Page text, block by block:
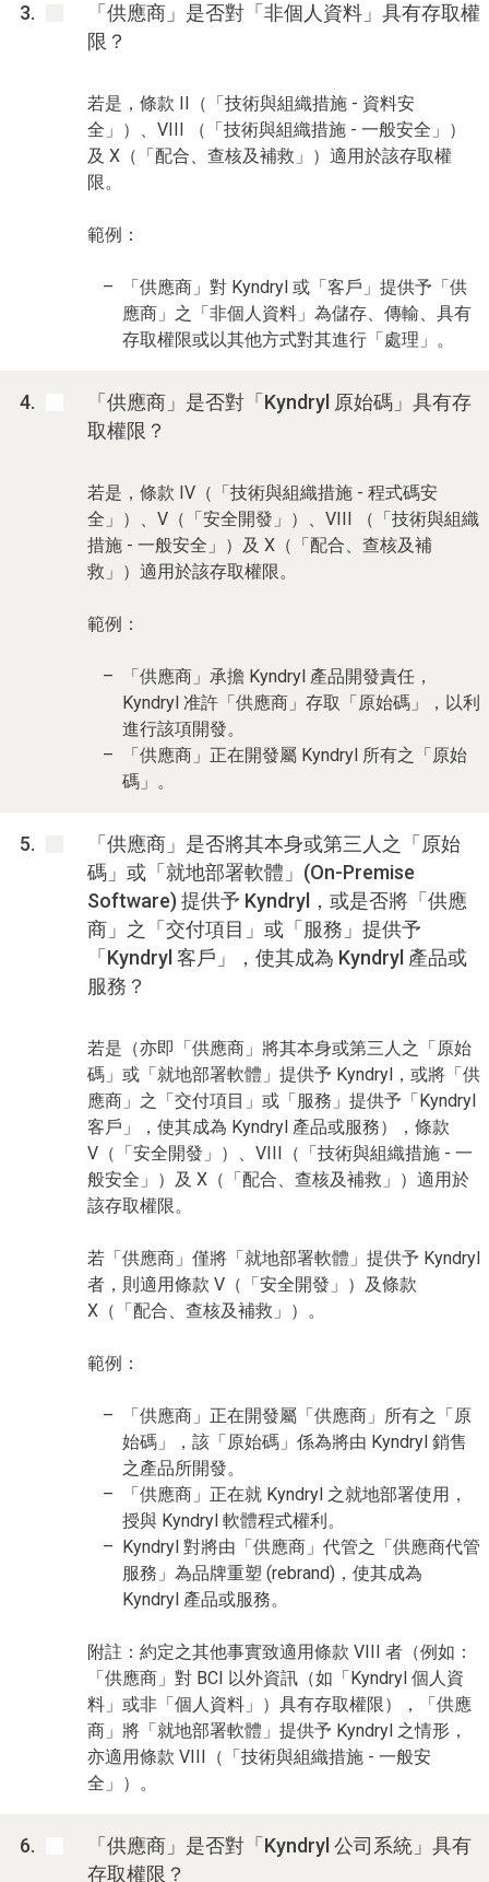
「供應商」是否對「非個人資料」具有存取權
限？
若是，條款 II（「技術與組織措施 - 資料安
全」）、VIII （「技術與組織措施 - 一般安全」）
及 X（「配合、查核及補救」）適用於該存取權
限。
範例：
「供應商」對 Kyndryl 或「客戶」提供予「供
應商」之「非個人資料」為儲存、傳輸、具有
存取權限或以其他方式對其進行「處理」。
「供應商」是否對「Kyndryl 原始碼」具有存
取權限？
若是，條款 IV（「技術與組織措施 - 程式碼安
全」）、V（「安全開發」）、VIII （「技術與組織
措施 - 一般安全」）及 X（「配合、查核及補
救」）適用於該存取權限。
範例：
「供應商」承擔 Kyndryl 產品開發責任，
Kyndryl 准許「供應商」存取「原始碼」，以利
進行該項開發。
「供應商」正在開發屬 Kyndryl 所有之「原始
碼」。
「供應商」是否將其本身或第三人之「原始
碼」或「就地部署軟體」(On-Premise
Software) 提供予 Kyndryl，或是否將「供應
商」之「交付項目」或「服務」提供予
「Kyndryl 客戶」，使其成為 Kyndryl 產品或
服務？
若是（亦即「供應商」將其本身或第三人之「原始
碼」或「就地部署軟體」提供予 Kyndryl，或將「供
應商」之「交付項目」或「服務」提供予「Kyndryl
客戶」，使其成為 Kyndryl 產品或服務），條款
V（「安全開發」）、VIII（「技術與組織措施 - 一
般安全」）及 X（「配合、查核及補救」）適用於
該存取權限。
若「供應商」僅將「就地部署軟體」提供予 Kyndryl
者，則適用條款 V（「安全開發」）及條款
X（「配合、查核及補救」）。
範例：
「供應商」正在開發屬「供應商」所有之「原
始碼」，該「原始碼」係為將由 Kyndryl 銷售
之產品所開發。
「供應商」正在就 Kyndryl 之就地部署使用，
授與 Kyndryl 軟體程式權利。
Kyndryl 對將由「供應商」代管之「供應商代管
服務」為品牌重塑 (rebrand)，使其成為
Kyndryl 產品或服務。
附註：約定之其他事實致適用條款 VIII 者（例如：
「供應商」對 BCI 以外資訊（如「Kyndryl 個人資
料」或非「個人資料」）具有存取權限），「供應
商」將「就地部署軟體」提供予 Kyndryl 之情形，
亦適用條款 VIII（「技術與組織措施 - 一般安
全」）。
「供應商」是否對「Kyndryl 公司系統」具有
存取權限？